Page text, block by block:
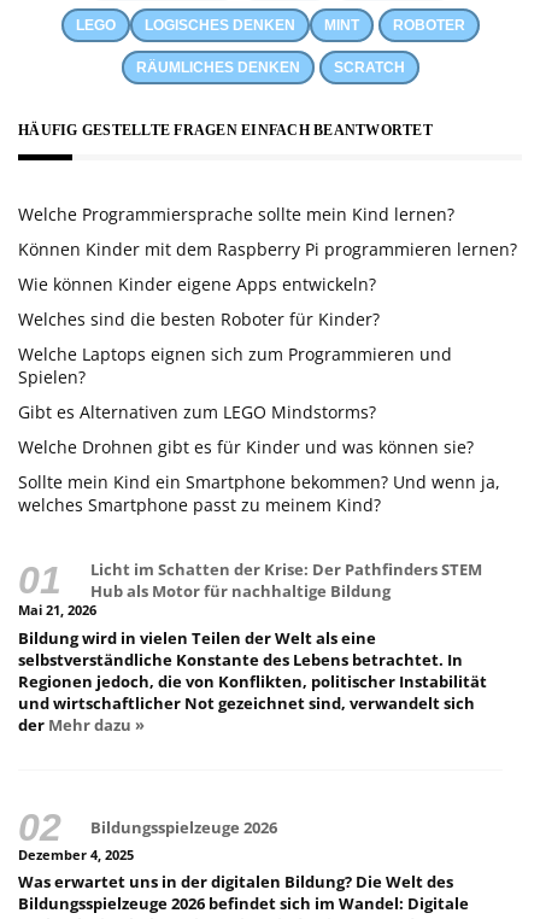
LEGO LOGISCHES DENKEN MINT ROBOTER
RÄUMLICHES DENKEN SCRATCH
HÄUFIG GESTELLTE FRAGEN EINFACH BEANTWORTET
Welche Programmiersprache sollte mein Kind lernen?
Können Kinder mit dem Raspberry Pi programmieren lernen?
Wie können Kinder eigene Apps entwickeln?
Welches sind die besten Roboter für Kinder?
Welche Laptops eignen sich zum Programmieren und
Spielen?
Gibt es Alternativen zum LEGO Mindstorms?
Welche Drohnen gibt es für Kinder und was können sie?
Sollte mein Kind ein Smartphone bekommen? Und wenn ja,
welches Smartphone passt zu meinem Kind?
Licht im Schatten der Krise: Der Pathfinders STEM
Hub als Motor für nachhaltige Bildung
Mai 21, 2026
Bildung wird in vielen Teilen der Welt als eine
selbstverständliche Konstante des Lebens betrachtet. In
Regionen jedoch, die von Konflikten, politischer Instabilität
und wirtschaftlicher Not gezeichnet sind, verwandelt sich
der Mehr dazu »
Bildungsspielzeuge 2026
Dezember 4, 2025
Was erwartet uns in der digitalen Bildung? Die Welt des
Bildungsspielzeuge 2026 befindet sich im Wandel: Digitale